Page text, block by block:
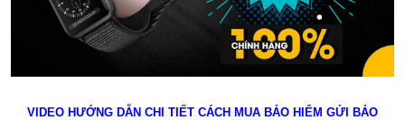
VIDEO HƯỚNG DẪN CHI TIẾT CÁCH MUA BẢO HIỂM GỬI BẢO